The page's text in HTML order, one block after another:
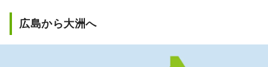
広島から大洲へ